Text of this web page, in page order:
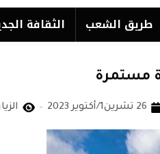
طریق الشعب الثقافة
مستمرة
26 تشرين1/أكتوير 2023